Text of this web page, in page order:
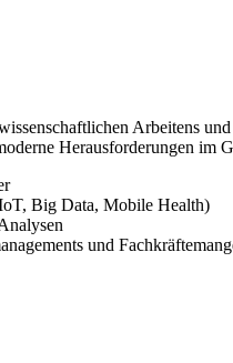
Arbeitens
Herausforderungen
Big Data, Mobile Health)
und